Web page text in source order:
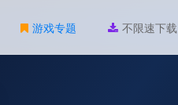
游戏专题 不限速下载